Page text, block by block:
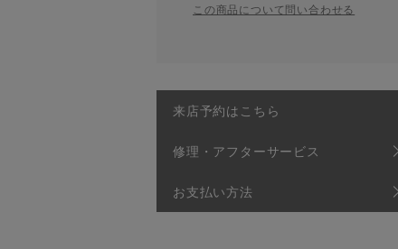
この商品について問い合わせる
来店予約はこちら
修理・アフターサービス
お支払い方法